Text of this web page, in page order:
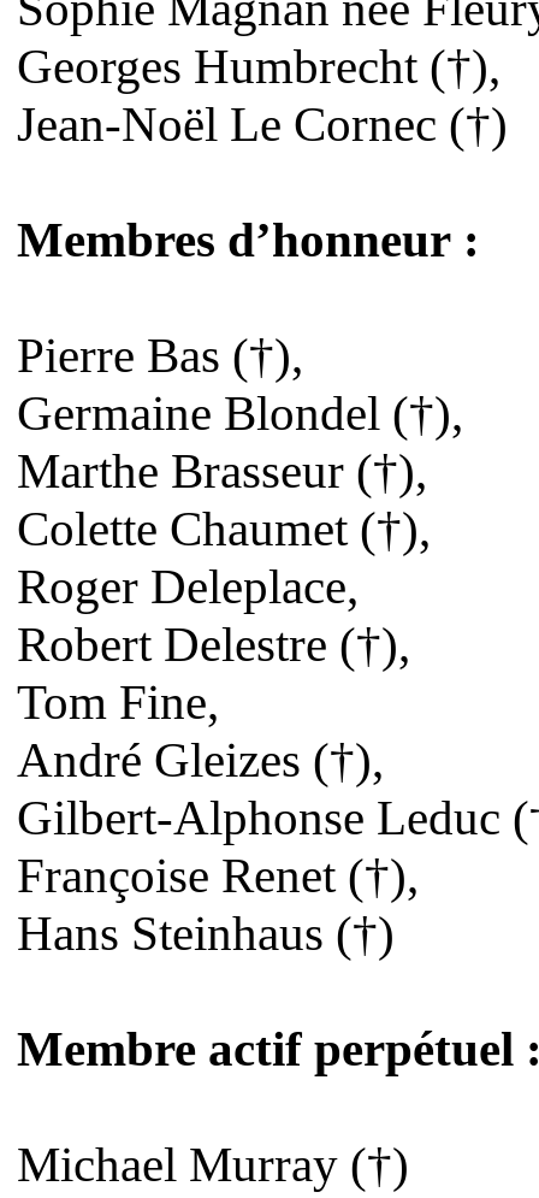
Georges Humbrecht (†),
Jean-Noël Le Cornec (†)
Membres d’honneur :
Pierre Bas (†),
Germaine Blondel (†),
Marthe Brasseur (†),
Colette Chaumet (†),
Roger Deleplace,
Robert Delestre (†),
Tom Fine,
André Gleizes (†),
Gilbert-Alphonse Leduc
Françoise Renet (†),
Hans Steinhaus (†)
Membre actif perpétuel
Michael Murray (†)